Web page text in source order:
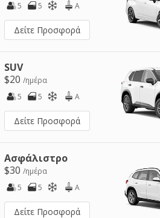
5
5 A
Δείτε Προσφορά
SUV
$20/ημέρα
5
5 A
Δείτε Προσφορά
Ασφάλιστρο
$30/ημέρα
5
5 A
Δείτε Προσφορά